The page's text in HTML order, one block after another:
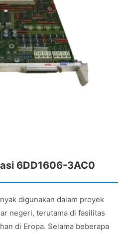
6DD1606-3AC0
digunakan dalam proyek
negeri, terutama di fasilitas
di Eropa. Selama beberapa